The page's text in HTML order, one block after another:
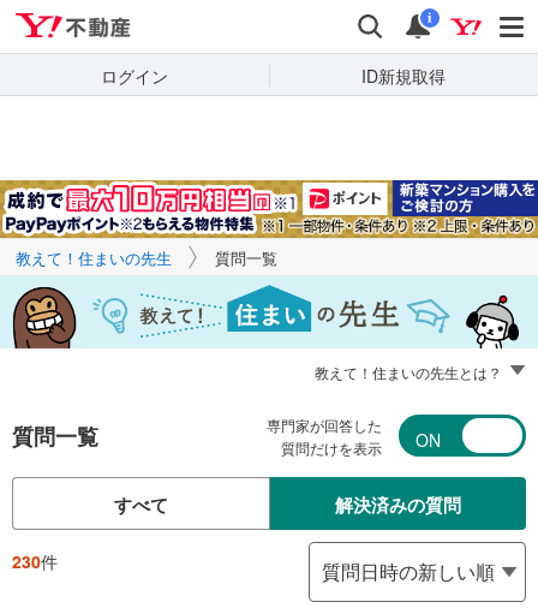
検索 通知
i
ログイン ID新規取得
キーワードで
質問を探す
教えて！住まいの先生 質問一覧
教えて！住まいの先生とは？
質問一覧
専門家が回答した
質問だけを表示
すべて 解決済みの質問
230件